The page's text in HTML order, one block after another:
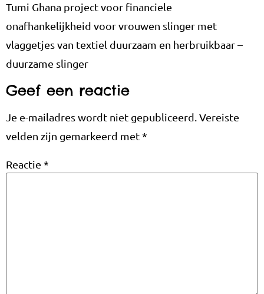
Tumi Ghana project voor financiele
onafhankelijkheid voor vrouwen slinger met
vlaggetjes van textiel duurzaam en herbruikbaar –
duurzame slinger
Geef een reactie
Je e-mailadres wordt niet gepubliceerd. Vereiste
velden zijn gemarkeerd met*
Reactie *